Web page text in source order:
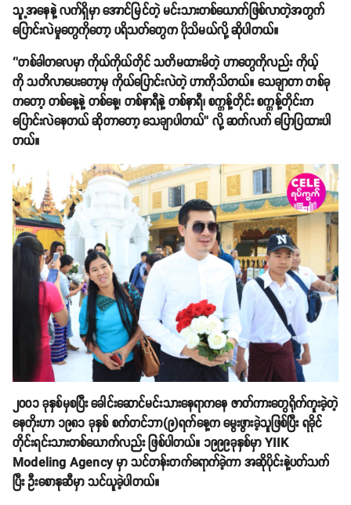
သူ့အနေနဲ့ လက်ရှိမှာ အောင်မြင်တဲ့ မင်းသားတစ်ယောက်ဖြစ်လာတဲ့အတွက်
ပြောင်းလဲမှုတွေကိုတော့ ပရိသတ်တွေက ပိုသိမယ်လို့ ဆိုပါတယ်။
‘’တစ်ခါတလေမှာ ကိုယ်ကိုယ်တိုင် သတိမထားမိတဲ့ ဟာတွေကိုလည်း ကိုယ့်
ကို သတိလာပေးတော့မှ ကိုယ်ပြောင်းလဲတဲ့ ဟာကိုသိတယ်။ သေချာတာ တစ်ခု
ကတော့ တစ်နေ့နဲ့ တစ်နေ့၊ တစ်နာရီနဲ့ တစ်နာရီ၊ စက္ကန့်တိုင်း စက္ကန့်တိုင်းက
ပြောင်းလဲနေတယ် ဆိုတာတော့ သေချာပါတယ်’’ လို့ ဆက်လက် ပြောပြထားပါ
တယ်။
၂၀၀၁ ခုနှစ်မှစပြီး ခေါင်းဆောင်မင်းသားနေရာကနေ ဇာတ်ကားတွေရိုက်ကူးခဲ့တဲ့
နေတိုးဟာ ၁၉၈၁ ခုနှစ် စက်တင်ဘာ(၉)ရက်နေ့က မွေးဖွားခဲ့သူဖြစ်ပြီး ရခိုင်
တိုင်းရင်းသားတစ်ယောက်လည်း ဖြစ်ပါတယ်။ ၁၉၉၉ခုနှစ်မှာ YIIK
Modeling Agency မှာ သင်တန်းတက်ရောက်ခဲ့ကာ အဆိုပိုင်းနဲ့ပတ်သက်
ပြီး ဦးစောနုဆီမှာ သင်ယူခဲ့ပါတယ်။